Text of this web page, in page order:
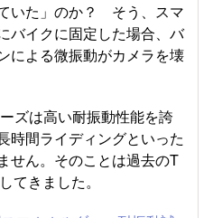
いた」のか？ そう、スマ
バイクに固定した場合、バ
による微振動がカメラを壊
ズは高い耐振動性能を誇
時間ライディングといった
せん。そのことは過去のT
てきました。